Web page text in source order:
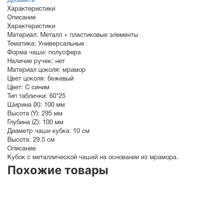
Характеристики
Описание
Характеристики
Материал: Металл + пластиковые элементы
Тематика: Универсальные
Форма чаши: полусфера
Наличие ручек: нет
Материал цоколя: мрамор
Цвет цоколя: бежевый
Цвет: С синим
Тип таблички: 60*25
Ширина (X): 100 мм
Высота (Y): 295 мм
Глубина (Z): 100 мм
Диаметр чаши кубка: 10 см
Высота: 29.5 см
Описание
Кубок с металлической чашей на основании из мрамора.
Похожие товары